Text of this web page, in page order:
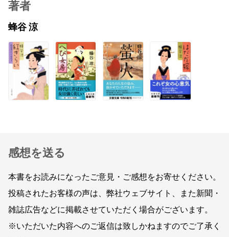
著者
蜂谷 涼
感想を送る
本書をお読みになったご意見・ご感想をお寄せください。
投稿されたお客様の声は、弊社ウェブサイト、また新聞・
雑誌広告などに掲載させていただく場合がございます。
※いただいた内容へのご返信は致しかねますのでご了承く